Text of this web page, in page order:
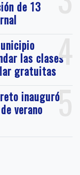
de 13
4
las clases
gratuitas
5
inauguró
verano